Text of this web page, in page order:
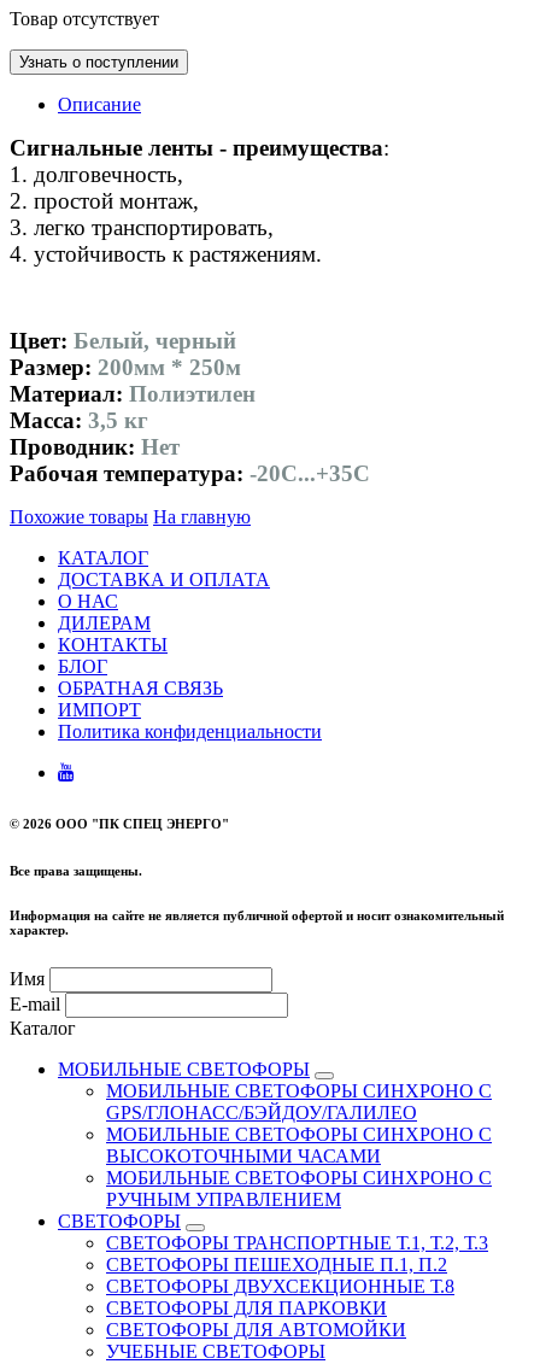
Товар отсутствует
Узнать о поступлении
Описание
Сигнальные ленты - преимущества:
1. долговечность,
2. простой монтаж,
3. легко транспортировать,
4. устойчивость к растяжениям.
Цвет: Белый, черный
Размер: 200мм * 250м
Материал: Полиэтилен
Масса: 3,5 кг
Проводник: Нет
Рабочая температура: -20С...+35С
Похожие товары На главную
КАТАЛОГ
ДОСТАВКА И ОПЛАТА
О НАС
ДИЛЕРАМ
КОНТАКТЫ
БЛОГ
ОБРАТНАЯ СВЯЗЬ
ИМПОРТ
Политика конфиденциальности
© 2026 ООО "ПК СПЕЦ ЭНЕРГО"
Все права защищены.
Информация на сайте не является публичной офертой и носит ознакомительный
характер.
Имя
E-mail
Каталог
МОБИЛЬНЫЕ СВЕТОФОРЫ
МОБИЛЬНЫЕ СВЕТОФОРЫ СИНХРОНО С
GPS/ГЛОНАСС/БЭЙДОУ/ГАЛИЛЕО
МОБИЛЬНЫЕ СВЕТОФОРЫ СИНХРОНО С
ВЫСОКОТОЧНЫМИ ЧАСАМИ
МОБИЛЬНЫЕ СВЕТОФОРЫ СИНХРОНО С
РУЧНЫМ УПРАВЛЕНИЕМ
СВЕТОФОРЫ
СВЕТОФОРЫ ТРАНСПОРТНЫЕ Т.1, Т.2, Т.3
СВЕТОФОРЫ ПЕШЕХОДНЫЕ П.1, П.2
СВЕТОФОРЫ ДВУХСЕКЦИОННЫЕ Т.8
СВЕТОФОРЫ ДЛЯ ПАРКОВКИ
СВЕТОФОРЫ ДЛЯ АВТОМОЙКИ
УЧЕБНЫЕ СВЕТОФОРЫ